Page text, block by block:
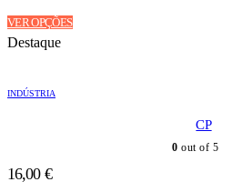
VER OPÇÕESThis
product
Destaque
INDÚSTRIA
CP
0 out of 5
16,00 €